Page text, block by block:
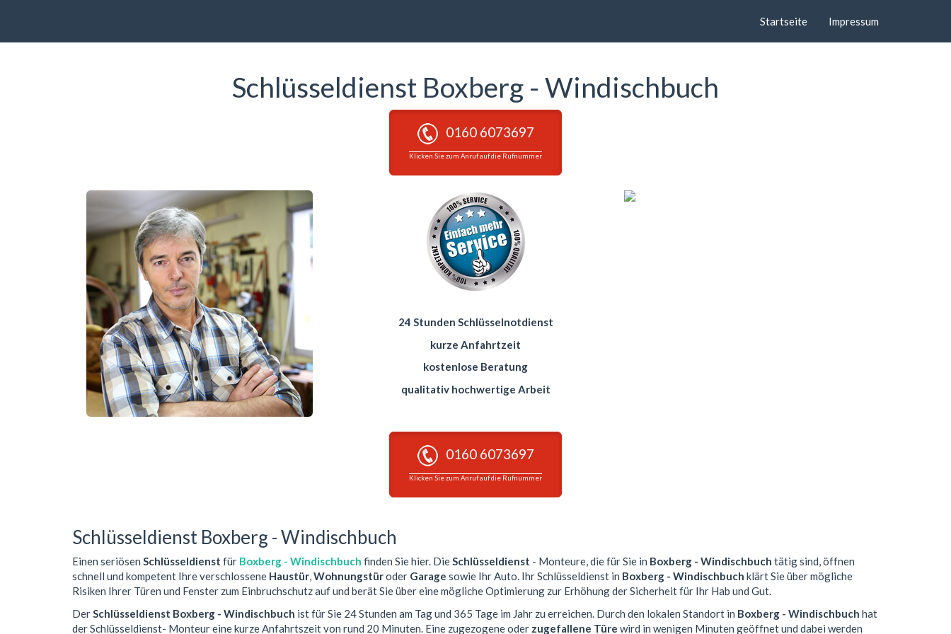
Startseite Impressum
Schlüsseldienst Boxberg - Windischbuch
0160 6073697
Klicken Sie zum Anruf auf die Rufnummer
24 Stunden Schlüsselnotdienst
kurze Anfahrtzeit
kostenlose Beratung
qualitativ hochwertige Arbeit
0160 6073697
Klicken Sie zum Anruf auf die Rufnummer
Schlüsseldienst Boxberg - Windischbuch
Einen seriösen Schlüsseldienst für Boxberg - Windischbuch finden Sie hier. DieSchlüsseldienst - Monteure, die für Sie in Boxberg - Windischbuch tätig sind, öffnen
schnell und kompetent Ihre verschlossene Haustür,Wohnungstüroder Garage sowie Ihr Auto. Ihr Schlüsseldienst in Boxberg - Windischbuch klärt Sie über mögliche
Risiken Ihrer Türen und Fenster zum Einbruchschutz auf und berät Sie über eine mögliche Optimierung zur Erhöhung der Sicherheit für Ihr Hab und Gut.
DerSchlüsseldienst Boxberg - Windischbuch ist für Sie 24 Stunden am Tag und 365 Tage im Jahr zu erreichen. Durch den lokalen Standort in Boxberg - Windischbuch hat
der Schlüsseldienst- Monteur eine kurze Anfahrtszeit von rund 20 Minuten. Eine zugezogene oder zugefallene Türe wird in wenigen Minuten geöffnet und dabei werden